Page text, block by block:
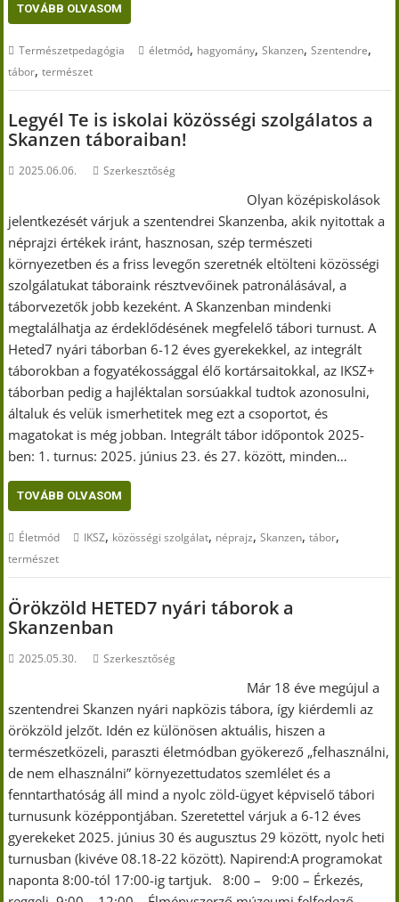
TOVÁBB OLVASOM
Természetpedagógia életmód, hagyomány,Skanzen,Szentendre,
tábor,természet
Legyél Te is iskolai közösségi szolgálatos a
Skanzen táboraiban!
2025.06.06. Szerkesztőség
Olyan középiskolások
jelentkezését várjuk a szentendrei Skanzenba, akik nyitottak a
néprajzi értékek iránt, hasznosan, szép természeti
környezetben és a friss levegőn szeretnék eltölteni közösségi
szolgálatukat táboraink résztvevőinek patronálásával, a
táborvezetők jobb kezeként. A Skanzenban mindenki
megtalálhatja az érdeklődésének megfelelő tábori turnust. A
Heted7 nyári táborban 6-12 éves gyerekekkel, az integrált
táborokban a fogyatékossággal élő kortársaitokkal, az IKSZ+
táborban pedig a hajléktalan sorsúakkal tudtok azonosulni,
általuk és velük ismerhetitek meg ezt a csoportot, és
magatokat is még jobban. Integrált tábor időpontok 2025-
ben: 1. turnus: 2025. június 23. és 27. között, minden…
TOVÁBB OLVASOM
Életmód IKSZ, közösségi szolgálat, néprajz,Skanzen,tábor,
természet
Örökzöld HETED7 nyári táborok a
Skanzenban
2025.05.30. Szerkesztőség
Már 18 éve megújul a
szentendrei Skanzen nyári napközis tábora, így kiérdemli az
örökzöld jelzőt. Idén ez különösen aktuális, hiszen a
természetközeli, paraszti életmódban gyökerező „felhasználni,
de nem elhasználni” környezettudatos szemlélet és a
fenntarthatóság áll mind a nyolc zöld-ügyet képviselő tábori
turnusunk középpontjában. Szeretettel várjuk a 6-12 éves
gyerekeket 2025. június 30 és augusztus 29 között, nyolc heti
turnusban (kivéve 08.18-22 között). Napirend:A programokat
naponta 8:00-tól 17:00-ig tartjuk. 8:00 – 9:00 – Érkezés,